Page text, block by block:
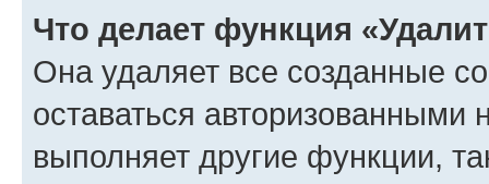
Что делает функция
Она удаляет все созданные
оставаться авторизованными
выполняет другие функции,